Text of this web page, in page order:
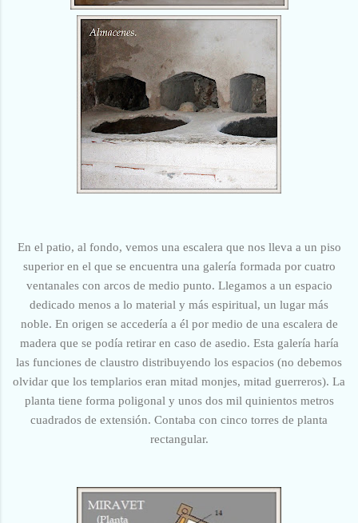
En el patio, al fondo, vemos una escalera que nos lleva a un piso
superior en el que se encuentra una galería formada por cuatro
ventanales con arcos de medio punto. Llegamos a un espacio
dedicado menos a lo material y más espiritual, un lugar más
noble. En origen se accedería a él por medio de una escalera de
madera que se podía retirar en caso de asedio. Esta galería haría
las funciones de claustro distribuyendo los espacios (no debemos
olvidar que los templarios eran mitad monjes, mitad guerreros). La
planta tiene forma poligonal y unos dos mil quinientos metros
cuadrados de extensión. Contaba con cinco torres de planta
rectangular.